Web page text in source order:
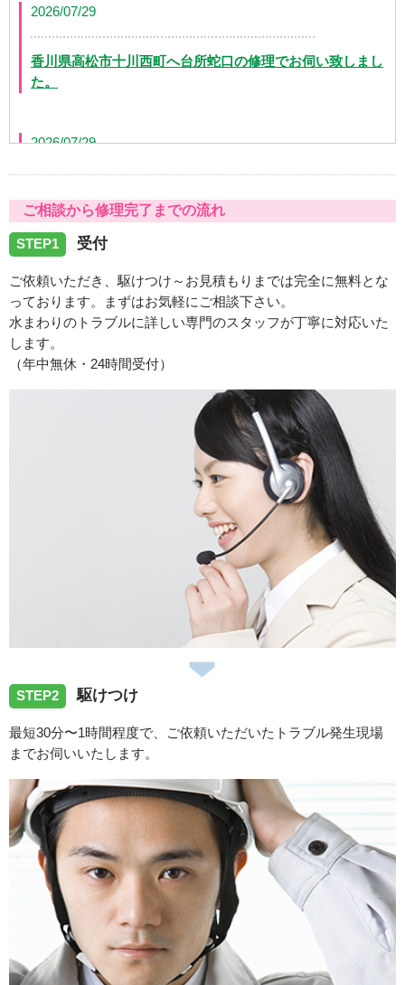
2026/07/29
香川県高松市十川西町へ台所蛇口の修理でお伺い致しまし
た。
2026/07/29
した。
2026/07/29
香川県観音寺市吉岡町へトイレの水漏れトラブルでお伺い
致しました。
香川県木田郡三木町へ給湯器修理でお伺い致しました。
香川県高松市扇町へトイレの水漏れトラブルでお伺い致し
2026/07/13
香川県善通寺市へトイレタンク故障の修理依頼でお伺いい
2026/07/09
香川県高松市へトイレの水漏れトラブルでお伺いしまし
た。
2026/07/07
香川県綾歌郡綾川町へトイレの水漏れトラブルでお伺いし
ました。
ご相談から修理完了までの流れ
STEP1 受付
ご依頼いただき、駆けつけ～お見積もりまでは完全に無料とな
っております。まずはお気軽にご相談下さい。
水まわりのトラブルに詳しい専門のスタッフが丁寧に対応いた
します。
（年中無休・24時間受付）
STEP2 駆けつけ
最短30分〜1時間程度で、ご依頼いただいたトラブル発生現場
までお伺いいたします。